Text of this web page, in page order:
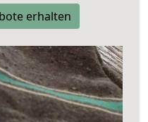
erhalten